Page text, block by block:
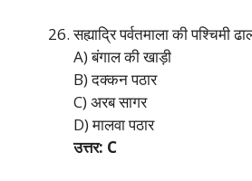
सह्याद्रि पर्वतमाला की पश्चिमी
A) बंगाल की खाड़ी
B) दक्कन पठार
C) अरब सागर
D) मालवा पठार
उत्तर: C